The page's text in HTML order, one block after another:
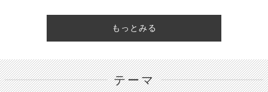
もっとみる
テーマ